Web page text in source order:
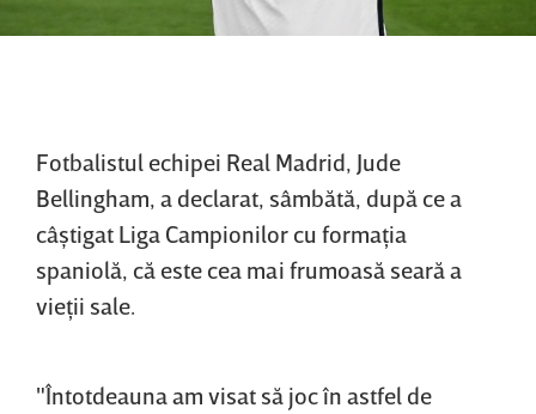
Fotbalistul echipei Real Madrid, Jude
Bellingham, a declarat, sâmbătă, după ce a
câştigat Liga Campionilor cu formaţia
spaniolă, că este cea mai frumoasă seară a
vieţii sale.
"Întotdeauna am visat să joc în astfel de